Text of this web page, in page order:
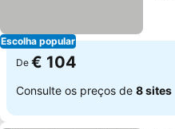
Escolha popular
De € 104
Consulte os preços de 8 sites